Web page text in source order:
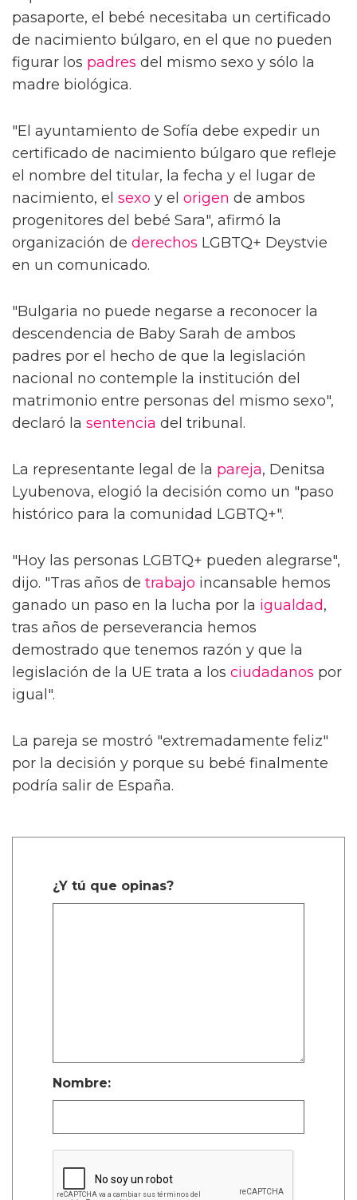
pasaporte, el bebé necesitaba un certificado
de nacimiento búlgaro, en el que no pueden
figurar los padres del mismo sexo y sólo la
madre biológica.
"El ayuntamiento de Sofía debe expedir un
certificado de nacimiento búlgaro que refleje
el nombre del titular, la fecha y el lugar de
nacimiento, el sexo y el origen de ambos
progenitores del bebé Sara", afirmó la
organización de derechos LGBTQ+ Deystvie
en un comunicado.
"Bulgaria no puede negarse a reconocer la
descendencia de Baby Sarah de ambos
padres por el hecho de que la legislación
nacional no contemple la institución del
matrimonio entre personas del mismo sexo",
declaró la sentencia del tribunal.
La representante legal de la pareja, Denitsa
Lyubenova, elogió la decisión como un "paso
histórico para la comunidad LGBTQ+".
"Hoy las personas LGBTQ+ pueden alegrarse",
dijo. "Tras años de trabajo incansable hemos
ganado un paso en la lucha por la igualdad,
tras años de perseverancia hemos
demostrado que tenemos razón y que la
legislación de la UE trata a los ciudadanos por
igual".
La pareja se mostró "extremadamente feliz"
por la decisión y porque su bebé finalmente
podría salir de España.
¿Y tú que opinas?
Nombre: